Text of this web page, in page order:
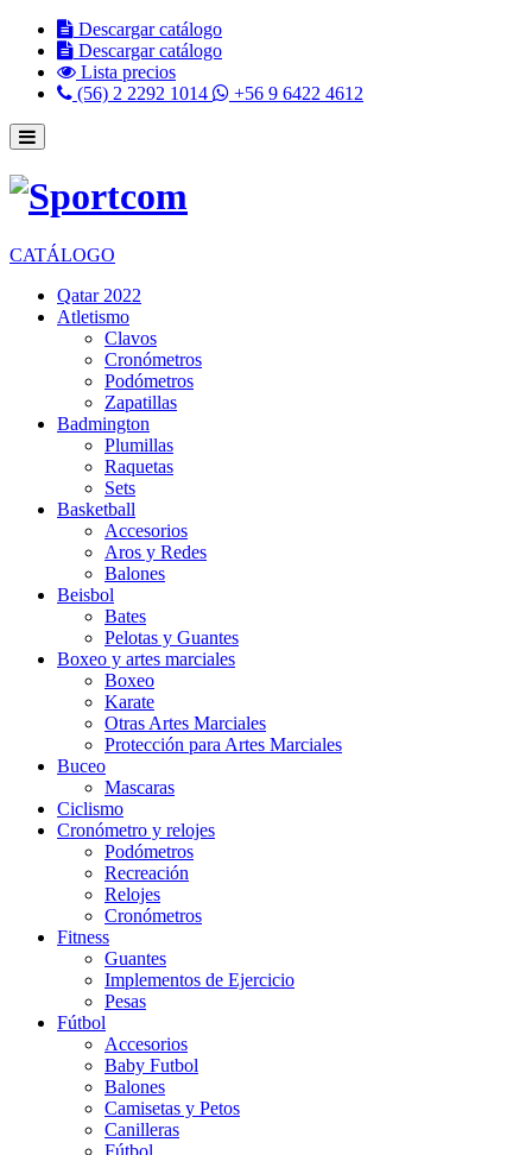
Descargar catálogo
Descargar catálogo
Lista precios
(56) 2 2292 1014
+56 9 6422 4612
CATÁLOGO
Qatar 2022
Atletismo
Clavos
Cronómetros
Podómetros
Zapatillas
Badmington
Plumillas
Raquetas
Sets
Basketball
Accesorios
Aros y Redes
Balones
Beisbol
Bates
Pelotas y Guantes
Boxeo y artes marciales
Boxeo
Karate
Otras Artes Marciales
Protección para Artes Marciales
Buceo
Mascaras
Ciclismo
Cronómetro y relojes
Podómetros
Recreación
Relojes
Cronómetros
Fitness
Guantes
Implementos de Ejercicio
Pesas
Fútbol
Accesorios
Baby Futbol
Balones
Camisetas y Petos
Canilleras
Fútbol